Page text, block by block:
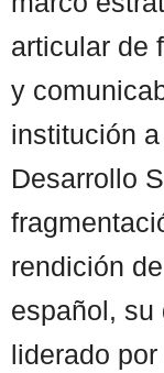
articular de
y
institución
Desarrollo
rendición
español, su
liderado